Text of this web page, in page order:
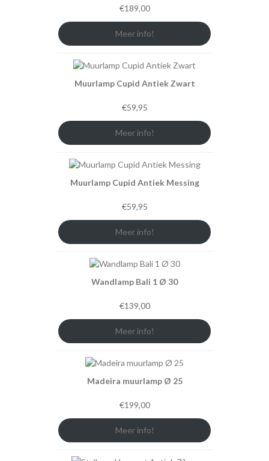
€189,00
Meer info!
Muurlamp Cupid Antiek Zwart
€59,95
Meer info!
Muurlamp Cupid Antiek Messing
€59,95
Meer info!
Wandlamp Bali 1 Ø 30
€139,00
Meer info!
Madeira muurlamp Ø 25
€199,00
Meer info!